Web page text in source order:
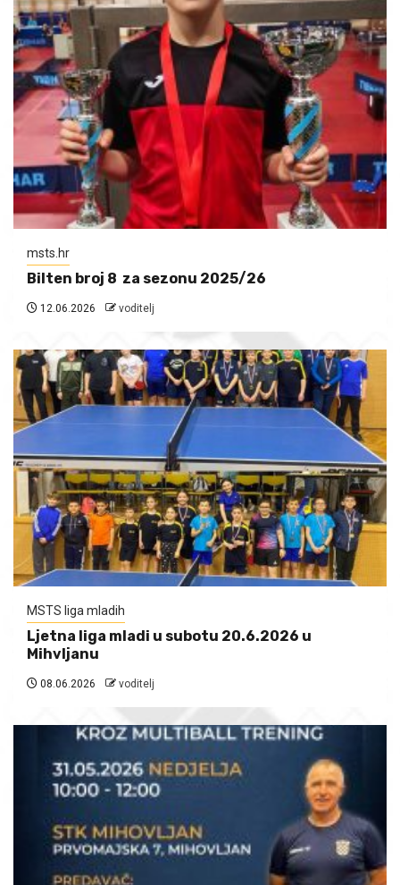
msts.hr
Bilten broj 8 za sezonu 2025/26
12.06.2026 voditelj
MSTS liga mladih
Ljetna liga mladi u subotu 20.6.2026 u
Mihvljanu
08.06.2026 voditelj